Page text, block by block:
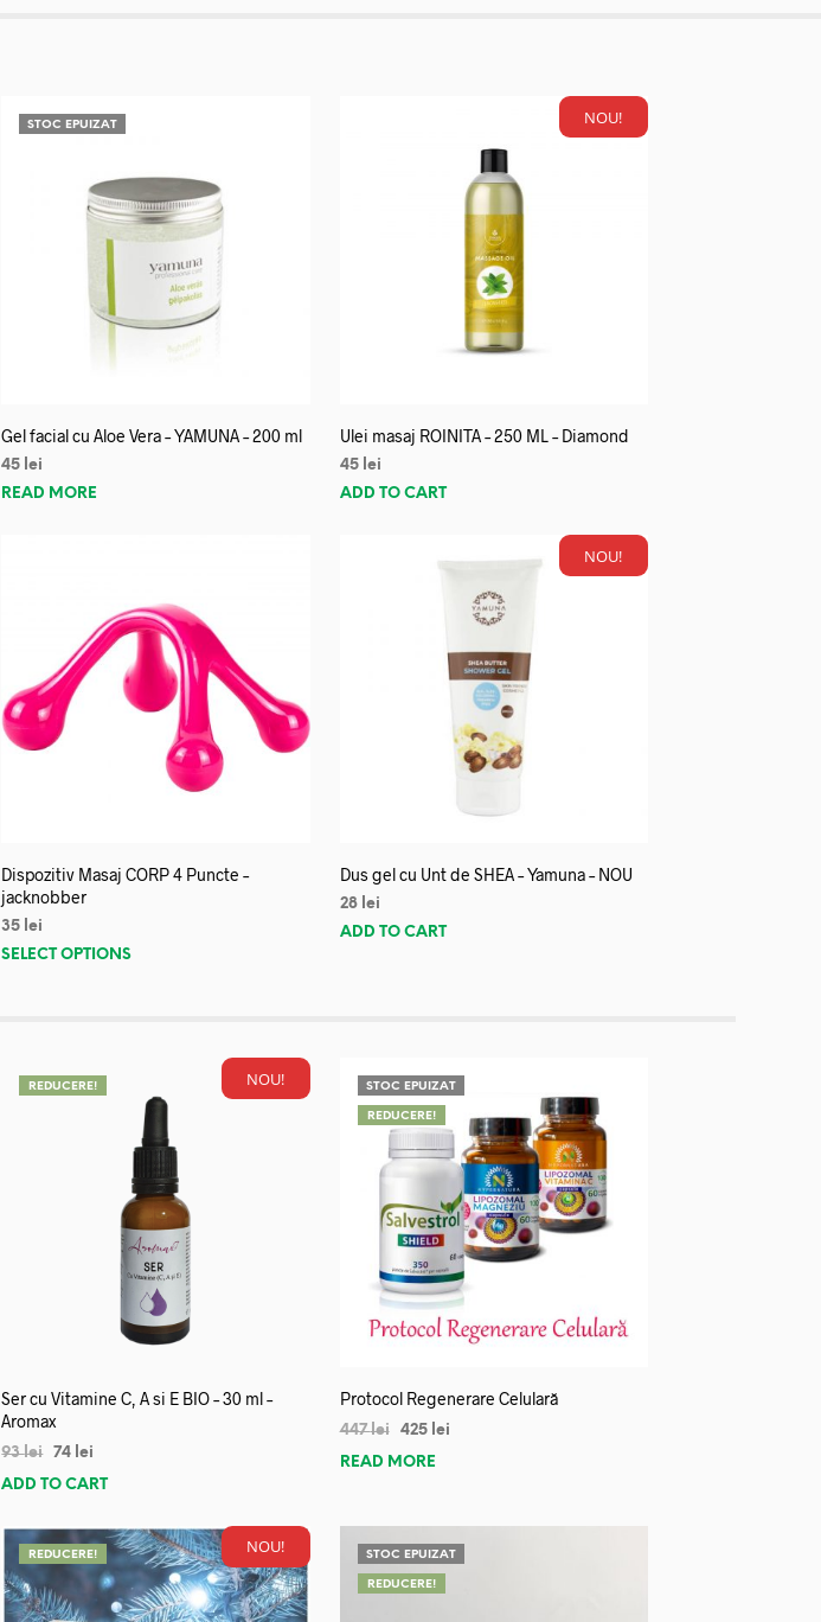
STOC EPUIZAT
Gel facial cu Aloe Vera – YAMUNA – 200 ml
45 lei
READ MORE
NOU!
Ulei masaj ROINITA – 250 ML – Diamond
45 lei
ADD TO CART
Dispozitiv Masaj CORP 4 Puncte –
jacknobber
35 lei
SELECT OPTIONS
NOU!
Dus gel cu Unt de SHEA – Yamuna – NOU
28 lei
ADD TO CART
NOU!
REDUCERE!
Ser cu Vitamine C, A si E BIO – 30 ml –
Aromax
93lei 74 lei
ADD TO CART
STOC EPUIZAT
REDUCERE!
Protocol Regenerare Celulară
447lei 425 lei
READ MORE
NOU!
REDUCERE! STOC EPUIZAT
REDUCERE!